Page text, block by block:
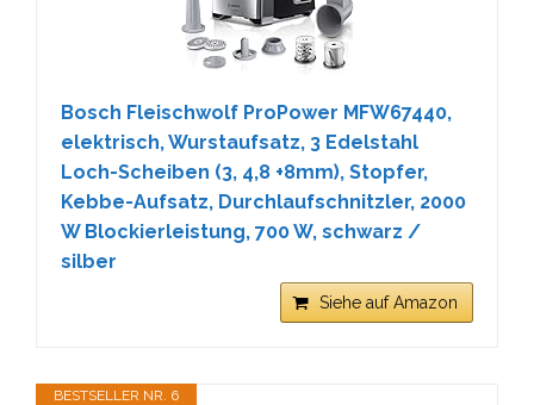
Bosch Fleischwolf ProPower MFW67440,
elektrisch, Wurstaufsatz, 3 Edelstahl
Loch-Scheiben (3, 4,8 +8mm), Stopfer,
Kebbe-Aufsatz, Durchlaufschnitzler, 2000
W Blockierleistung, 700 W, schwarz /
silber
Siehe auf Amazon
BESTSELLER NR. 6